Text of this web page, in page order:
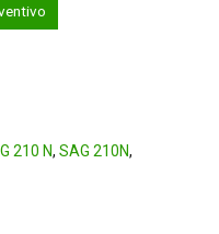
210 N, SAG 210N,